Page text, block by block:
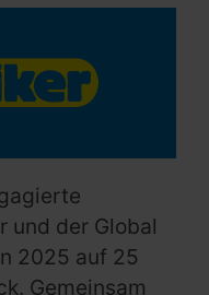
und der Global
2025 auf 25
Gemeinsam